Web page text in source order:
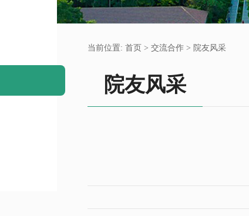
当前位置: 首页 > 交流合作 > 院友风采
院友风采